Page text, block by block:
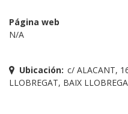
Página web
N/A
Ubicación: c/ ALACANT,
LLOBREGAT, BAIX